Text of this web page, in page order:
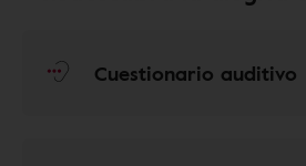
Cuestionario auditivo